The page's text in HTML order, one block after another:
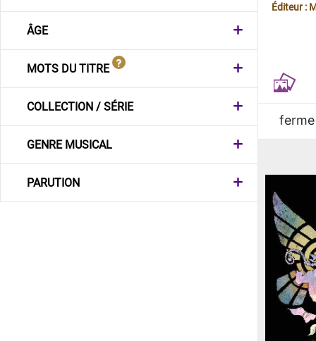
ÂGE
MOTS DU TITRE
COLLECTION / SÉRIE
GENRE MUSICAL
PARUTION
Éditeur :
ferme